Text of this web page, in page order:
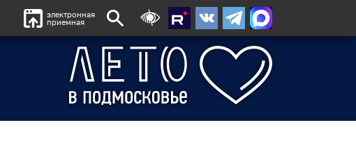
электронная
приемная